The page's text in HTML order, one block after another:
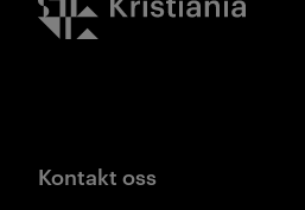
Kontakt oss